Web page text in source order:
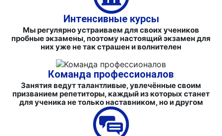
Интенсивные курсы
Мы регулярно устраиваем для своих учеников
пробные экзамены, поэтому настоящий экзамен для
них уже не так страшен и волнителен
Команда профессионалов
Занятия ведут талантливые, увлечённые своим
призванием репетиторы, каждый из которых станет
для ученика не только наставником, но и другом